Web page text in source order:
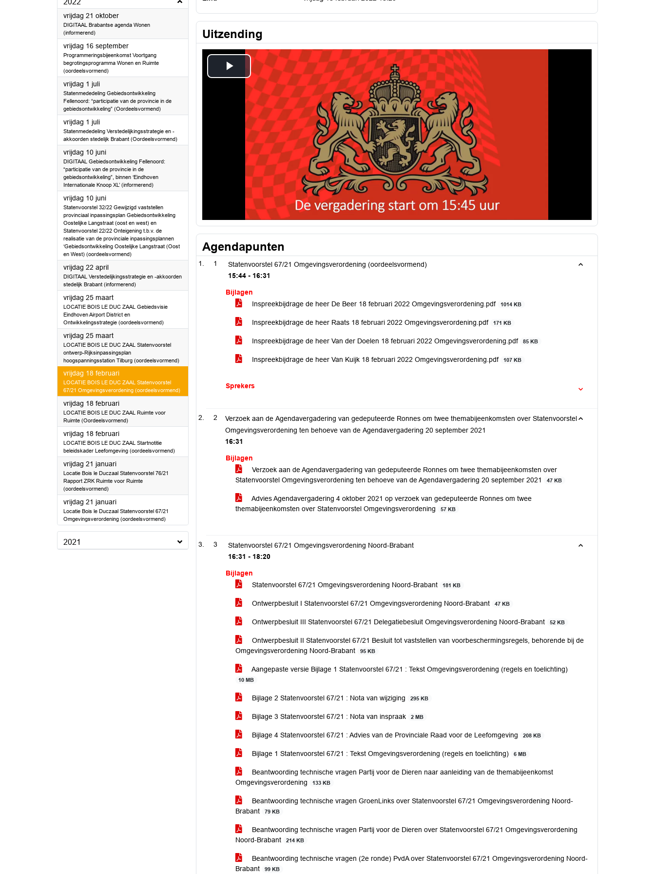
2022
vrijdag 21 oktober2022
DIGITAAL Brabantse agenda Wonen
(informerend)
vrijdag 16 september2022
Programmeringsbijeenkomst Voortgang
begrotingsprogramma Wonen en Ruimte
(oordeelsvormend)
vrijdag 1 juli2022
Statenmededeling Gebiedsontwikkeling
Fellenoord: “participatie van de provincie in de
gebiedsontwikkeling” (Oordeelsvormend)
vrijdag 1 juli2022
Statenmededeling Verstedelijkingsstrategie en -
akkoorden stedelijk Brabant (Oordeelsvormend)
vrijdag 10 juni2022
DIGITAAL Gebiedsontwikkeling Fellenoord:
“participatie van de provincie in de
gebiedsontwikkeling”, binnen ‘Eindhoven
Internationale Knoop XL’ (informerend)
vrijdag 10 juni2022
Statenvoorstel 32/22 Gewijzigd vaststellen
provinciaal inpassingsplan Gebiedsontwikkeling
Oostelijke Langstraat (oost en west) en
Statenvoorstel 22/22 Onteigening t.b.v. de
realisatie van de provinciale inpassingsplannen
‘Gebiedsontwikkeling Oostelijke Langstraat (Oost
en West) (oordeelsvormend)
vrijdag 22 april2022
DIGITAAL Verstedelijkingsstrategie en -akkoorden
stedelijk Brabant (informerend)
vrijdag 25 maart2022
LOCATIE BOIS LE DUC ZAAL Gebiedsvisie
Eindhoven Airport District en
Ontwikkelingsstrategie (oordeelsvormend)
vrijdag 25 maart2022
LOCATIE BOIS LE DUC ZAAL Statenvoorstel
ontwerp-Rijksinpassingsplan
hoogspanningsstation Tilburg (oordeelsvormend)
vrijdag 18 februari2022
LOCATIE BOIS LE DUC ZAAL Statenvoorstel
67/21 Omgevingsverordening (oordeelsvormend)
vrijdag 18 februari2022
LOCATIE BOIS LE DUC ZAAL Ruimte voor
Ruimte (Oordeelsvormend)
vrijdag 18 februari2022
LOCATIE BOIS LE DUC ZAAL Startnotitie
beleidskader Leefomgeving (oordeelsvormend)
vrijdag 21 januari2022
Locatie Bois le Duczaal Statenvoorstel 76/21
Rapport ZRK Ruimte voor Ruimte
(oordeelsvormend)
vrijdag 21 januari2022
Locatie Bois le Duczaal Statenvoorstel 67/21
Omgevingsverordening (oordeelsvormend)
2021
Uitzending
Play
Video
Agendapunten
1
Statenvoorstel 67/21 Omgevingsverordening (oordeelsvormend)
15:44 - 16:31
Bijlagen
Inspreekbijdrage de heer De Beer 18 februari 2022 Omgevingsverordening.pdf
1014 KB
Inspreekbijdrage de heer Raats 18 februari 2022 Omgevingsverordening.pdf 171 KB
Inspreekbijdrage de heer Van der Doelen 18 februari 2022 Omgevingsverordening.pdf 85 KB
Inspreekbijdrage de heer Van Kuijk 18 februari 2022 Omgevingsverordening.pdf 107 KB
Sprekers
2
Verzoek aan de Agendavergadering van gedeputeerde Ronnes om twee themabijeenkomsten over Statenvoorstel
Omgevingsverordening ten behoeve van de Agendavergadering 20 september 2021
16:31
Bijlagen
Verzoek aan de Agendavergadering van gedeputeerde Ronnes om twee themabijeenkomsten over
Statenvoorstel Omgevingsverordening ten behoeve van de Agendavergadering 20 september 2021
47 KB
Advies Agendavergadering 4 oktober 2021 op verzoek van gedeputeerde Ronnes om twee
themabijeenkomsten over Statenvoorstel Omgevingsverordening
57 KB
3
Statenvoorstel 67/21 Omgevingsverordening Noord-Brabant
16:31 - 18:20
Bijlagen
Statenvoorstel 67/21 Omgevingsverordening Noord-Brabant
181 KB
Ontwerpbesluit I Statenvoorstel 67/21 Omgevingsverordening Noord-Brabant 47 KB
Ontwerpbesluit III Statenvoorstel 67/21 Delegatiebesluit Omgevingsverordening Noord-Brabant 52 KB
Ontwerpbesluit II Statenvoorstel 67/21 Besluit tot vaststellen van voorbeschermingsregels, behorende bij de
Omgevingsverordening Noord-Brabant
95 KB
Aangepaste versie Bijlage 1 Statenvoorstel 67/21 : Tekst Omgevingsverordening (regels en toelichting)
10 MB
Bijlage 2 Statenvoorstel 67/21 : Nota van wijziging 295 KB
Bijlage 3 Statenvoorstel 67/21 : Nota van inspraak 2 MB
Bijlage 4 Statenvoorstel 67/21 : Advies van de Provinciale Raad voor de Leefomgeving 208 KB
Bijlage 1 Statenvoorstel 67/21 : Tekst Omgevingsverordening (regels en toelichting) 6 MB
Beantwoording technische vragen Partij voor de Dieren naar aanleiding van de themabijeenkomst
Omgevingsverordening
133 KB
Beantwoording technische vragen GroenLinks over Statenvoorstel 67/21 Omgevingsverordening Noord-
Brabant
79 KB
Beantwoording technische vragen Partij voor de Dieren over Statenvoorstel 67/21 Omgevingsverordening
Noord-Brabant
214 KB
Beantwoording technische vragen (2e ronde) PvdA over Statenvoorstel 67/21 Omgevingsverordening Noord-
Brabant
99 KB